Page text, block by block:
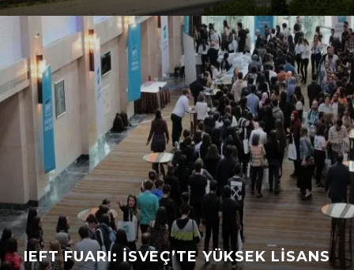
IEFT FUARI: İSVEÇ’TE YÜKSEK LISANS